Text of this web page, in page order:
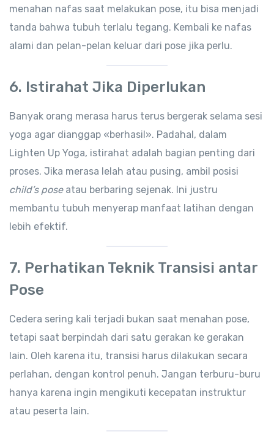
menahan nafas saat melakukan pose, itu bisa menjadi
tanda bahwa tubuh terlalu tegang. Kembali ke nafas
alami dan pelan-pelan keluar dari pose jika perlu.
6. Istirahat Jika Diperlukan
Banyak orang merasa harus terus bergerak selama sesi
yoga agar dianggap «berhasil». Padahal, dalam
Lighten Up Yoga, istirahat adalah bagian penting dari
proses. Jika merasa lelah atau pusing, ambil posisi
child’s poseatau berbaring sejenak. Ini justru
membantu tubuh menyerap manfaat latihan dengan
lebih efektif.
7. Perhatikan Teknik Transisi antar
Pose
Cedera sering kali terjadi bukan saat menahan pose,
tetapi saat berpindah dari satu gerakan ke gerakan
lain. Oleh karena itu, transisi harus dilakukan secara
perlahan, dengan kontrol penuh. Jangan terburu-buru
hanya karena ingin mengikuti kecepatan instruktur
atau peserta lain.